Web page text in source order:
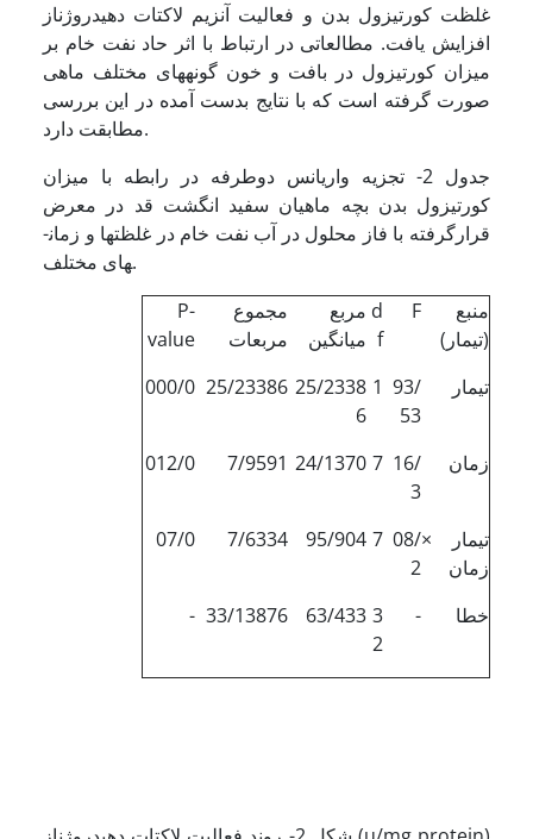
غلظت کورتیزول بدن و فعالیت آنزیم لاکتات دهیدروژناز
افزایش یافت. مطالعاتی در ارتباط با اثر حاد نفت خام بر
میزان کورتیزول در بافت و خون گونه­های مختلف ماهی
صورت گرفته است که با نتایج بدست آمده در این بررسی
مطابقت دارد.
جدول 2- تجزیه واریانس دوطرفه در رابطه با میزان
کورتیزول بدن بچه ماهیان سفید انگشت قد در معرض
قرارگرفته با فاز محلول در آب نفت خام در غلظت­ها و زمان­
های مختلف.
منبع
(تیمار)
F
d
f
مربع
میانگین
مجموع
مربعات
P-
value
تیمار
93/
53
1
25/2338
6
25/23386
000/0
زمان
16/
3
7
24/1370
7/9591
012/0
تیمار ×
زمان
08/
2
7
95/904
7/6334
07/0
خطا -
3
2
63/433
33/13876
-